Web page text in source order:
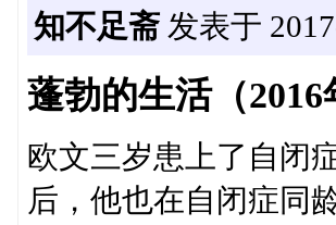
知不足斋发表于
蓬勃的生活（
欧文三岁患上了自闭
后，他也在自闭症同